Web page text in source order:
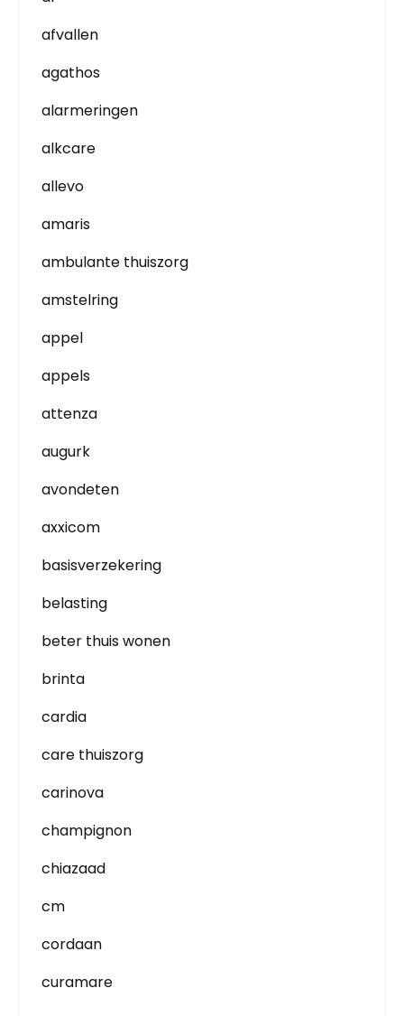
afvallen
agathos
alarmeringen
alkcare
allevo
amaris
ambulante thuiszorg
amstelring
appel
appels
attenza
augurk
avondeten
axxicom
basisverzekering
belasting
beter thuis wonen
brinta
cardia
care thuiszorg
carinova
champignon
chiazaad
cm
cordaan
curamare